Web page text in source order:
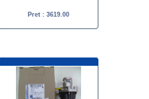
Pret : 3619.00